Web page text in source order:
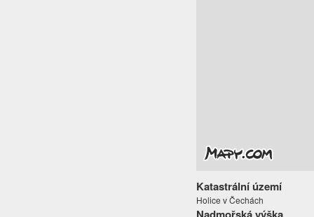
Katastrální území
Holice v Čechách